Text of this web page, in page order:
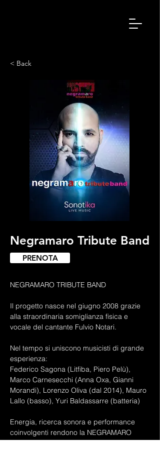
< Back
Negramaro Tribute Band
PRENOTA
NEGRAMARO TRIBUTE BAND
Il progetto nasce nel giugno 2008 grazie
alla straordinaria somiglianza fisica e
vocale del cantante Fulvio Notari.
Nel tempo si uniscono musicisti di grande
esperienza:
Federico Sagona (Litfiba, Piero Pelù),
Marco Carnesecchi (Anna Oxa, Gianni
Morandi), Lorenzo Oliva (dal 2014), Mauro
Lallo (basso), Yuri Baldassarre (batteria)
Energia, ricerca sonora e performance
coinvolgenti rendono la NEGRAMARO
TRIBUTE BAND un punto di riferimento per